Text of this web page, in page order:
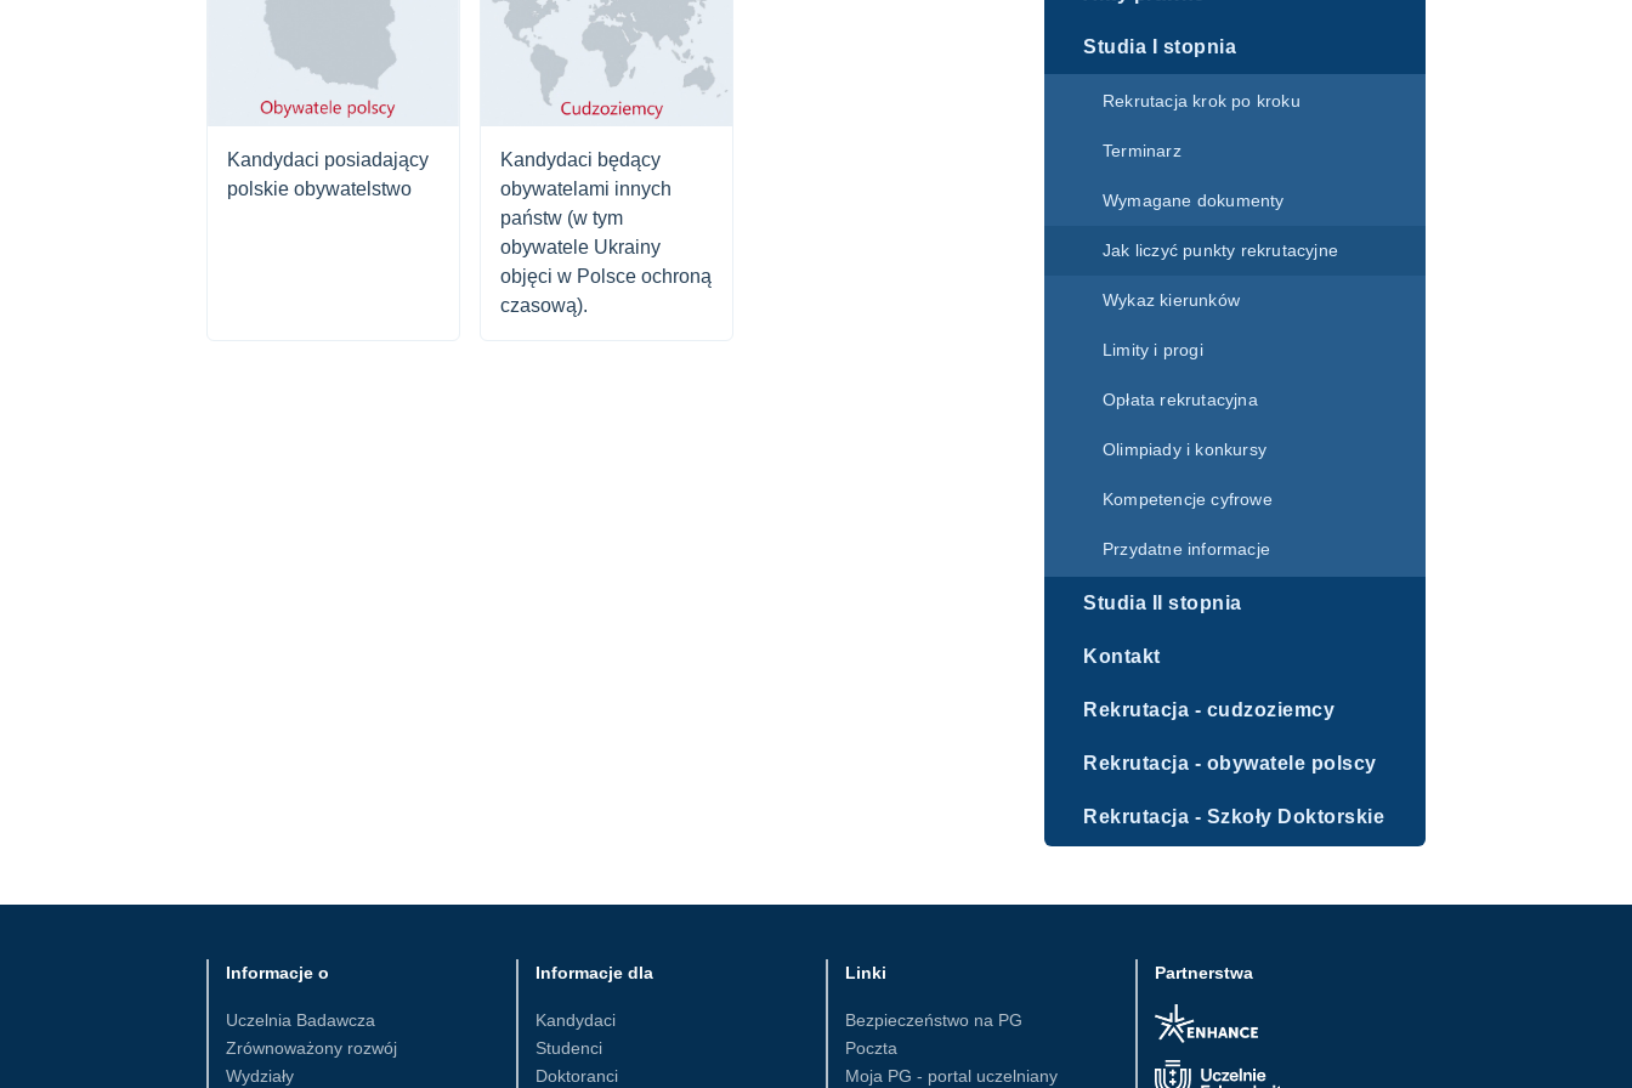
Studia I stopnia
Rekrutacja krok po kroku
Terminarz
Wymagane dokumenty
Jak liczyć punkty rekrutacyjne
Wykaz kierunków
Limity i progi
Opłata rekrutacyjna
Olimpiady i konkursy
Kompetencje cyfrowe
Przydatne informacje
Studia II stopnia
Kontakt
Rekrutacja - cudzoziemcy
Rekrutacja - obywatele polscy
Rekrutacja - Szkoły Doktorskie
Kandydaci posiadający
polskie obywatelstwo
Kandydaci będący
obywatelami innych
państw (w tym
obywatele Ukrainy
objęci w Polsce ochroną
czasową).
Partnerstwa
Informacje o
Uczelnia Badawcza
Zrównoważony rozwój
Wydziały
Informacje dla
Kandydaci
Studenci
Doktoranci
Linki
Bezpieczeństwo na PG
Poczta
Moja PG - portal uczelniany